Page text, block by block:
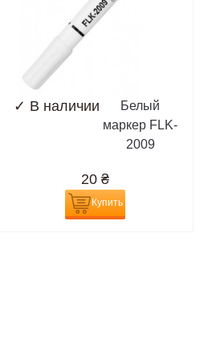
✓ В наличии
Белый
маркер FLK-
2009
20₴
Купить